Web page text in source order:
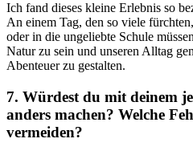
Ich fand dieses kleine Erlebnis so
An einem Tag, den so viele
oder in die ungeliebte Schule
Natur zu sein und unseren Alltag
Abenteuer zu gestalten.
7. Würdest du mit deinem
anders machen? Welche
vermeiden?